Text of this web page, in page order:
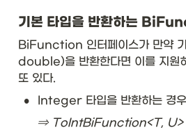
ex
t{
T
a
p
pl
T
기본 타입을 반환하는
BiFunction 인터페이스가 만약
double)을 반환한다면 이를 지원
또 있다.
•
Integer 타입을 반환하는 경우
⇒ ToIntBiFunction<T, U>